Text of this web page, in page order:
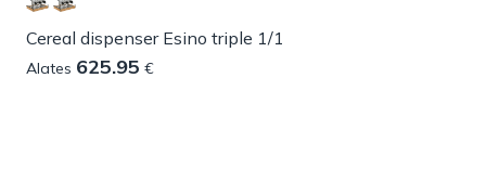
Cereal dispenser Esino triple 1/1
Alates 625.95 €